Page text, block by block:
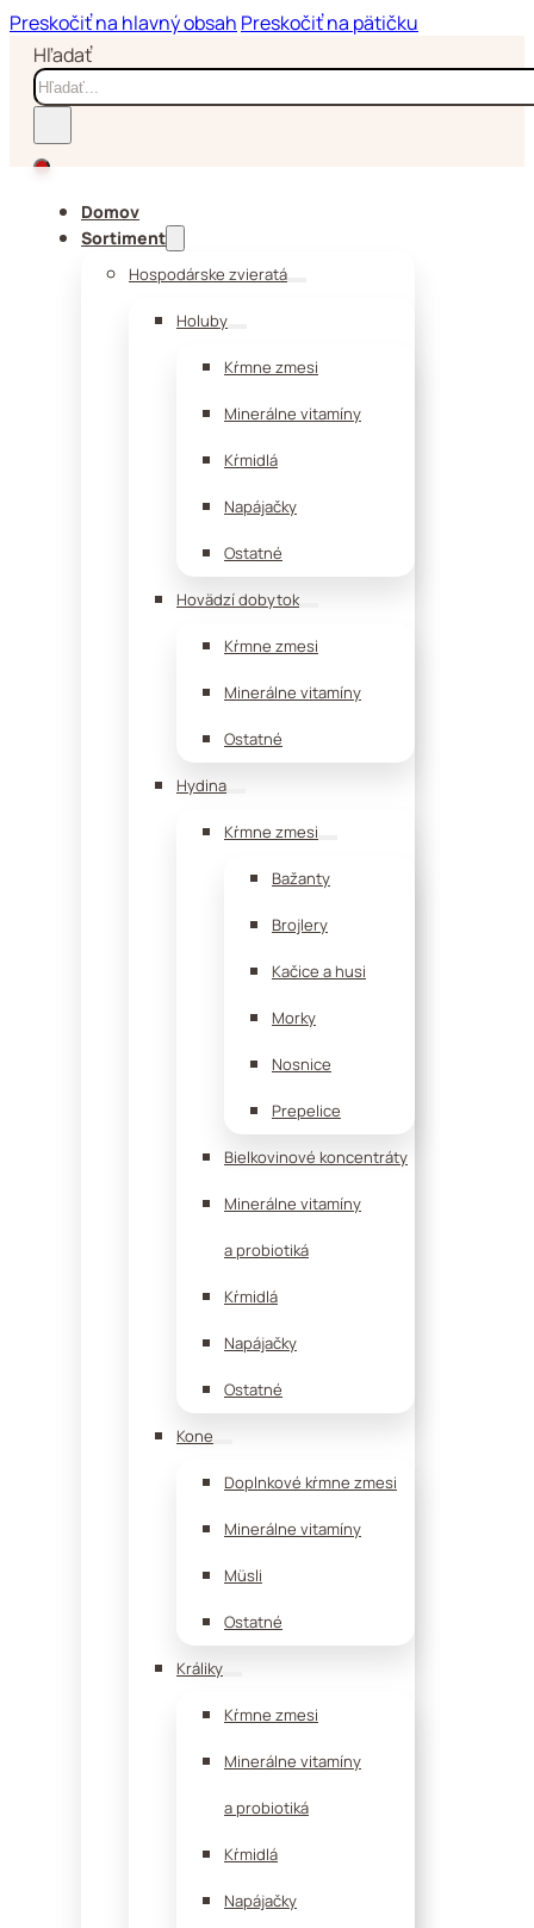
Preskočiť na hlavný obsah Preskočiť na pätičku
Hľadať
Domov
Sortiment
Hospodárske zvieratá
Holuby
Kŕmne zmesi
Minerálne vitamíny
Kŕmidlá
Napájačky
Ostatné
Hovädzí dobytok
Kŕmne zmesi
Minerálne vitamíny
Ostatné
Hydina
Kŕmne zmesi
Bažanty
Brojlery
Kačice a husi
Morky
Nosnice
Prepelice
Bielkovinové koncentráty
Minerálne vitamíny
a probiotiká
Kŕmidlá
Napájačky
Ostatné
Kone
Doplnkové kŕmne zmesi
Minerálne vitamíny
Müsli
Ostatné
Králiky
Kŕmne zmesi
Minerálne vitamíny
a probiotiká
Kŕmidlá
Napájačky